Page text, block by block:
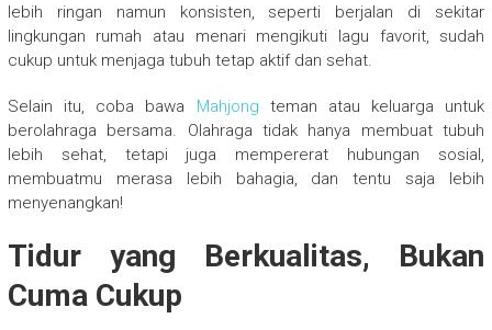
lebih ringan namun konsisten, seperti berjalan di sekitar
lingkungan rumah atau menari mengikuti lagu favorit, sudah
cukup untuk menjaga tubuh tetap aktif dan sehat.
Selain itu, coba bawa Mahjong teman atau keluarga untuk
berolahraga bersama. Olahraga tidak hanya membuat tubuh
lebih sehat, tetapi juga mempererat hubungan sosial,
membuatmu merasa lebih bahagia, dan tentu saja lebih
menyenangkan!
Tidur yang Berkualitas, Bukan
Cuma Cukup